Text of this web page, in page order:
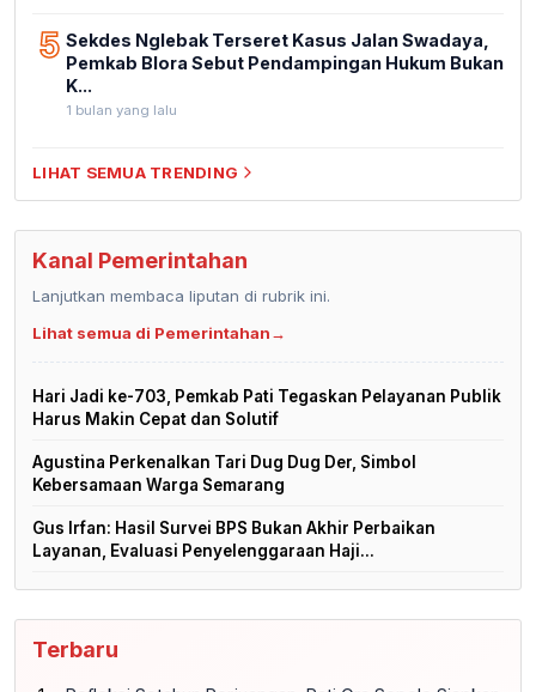
5 Sekdes Nglebak Terseret Kasus Jalan Swadaya,
Pemkab Blora Sebut Pendampingan Hukum Bukan
K...
1 bulan yang lalu
LIHAT SEMUA TRENDING
Kanal Pemerintahan
Lanjutkan membaca liputan di rubrik ini.
Lihat semua di Pemerintahan→
Hari Jadi ke-703, Pemkab Pati Tegaskan Pelayanan Publik
Harus Makin Cepat dan Solutif
Agustina Perkenalkan Tari Dug Dug Der, Simbol
Kebersamaan Warga Semarang
Gus Irfan: Hasil Survei BPS Bukan Akhir Perbaikan
Layanan, Evaluasi Penyelenggaraan Haji...
Terbaru